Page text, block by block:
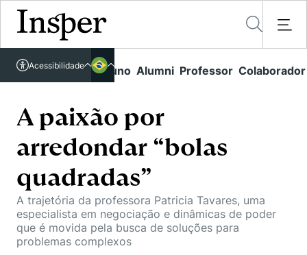
Links rápidos Aluno Alumni Professor Colaborador
Acessibilidade
Acessível em libras
Vestibular
Graduação
Pós-Graduação
Educação Executiva
Busca por Áreas de Conhecimento
Quem Somos
O Insper
Campus
Internacional
Student Life
Comunidade Transforme
Missão
Projetos Sociais
Lista de doadores
Pesquisa
Pesquisa no Insper
Centros de Conhecimento
Conteúdos
Carreiras e Cursos
Unidades Acadêmicas
A paixão por
arredondar “bolas
quadradas”
A trajetória da professora Patricia Tavares, uma
especialista em negociação e dinâmicas de poder
que é movida pela busca de soluções para
problemas complexos